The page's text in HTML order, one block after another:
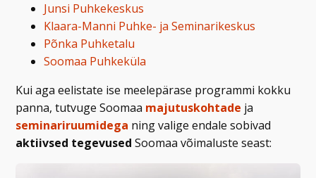
Junsi Puhkekeskus
Klaara-Manni Puhke- ja Seminarikeskus
Põnka Puhketalu
Soomaa Puhkeküla
Kui aga eelistate ise meelepärase programmi kokku
panna, tutvuge Soomaa majutuskohtade ja
seminariruumidega ning valige endale sobivad
aktiivsed tegevused Soomaa võimaluste seast: